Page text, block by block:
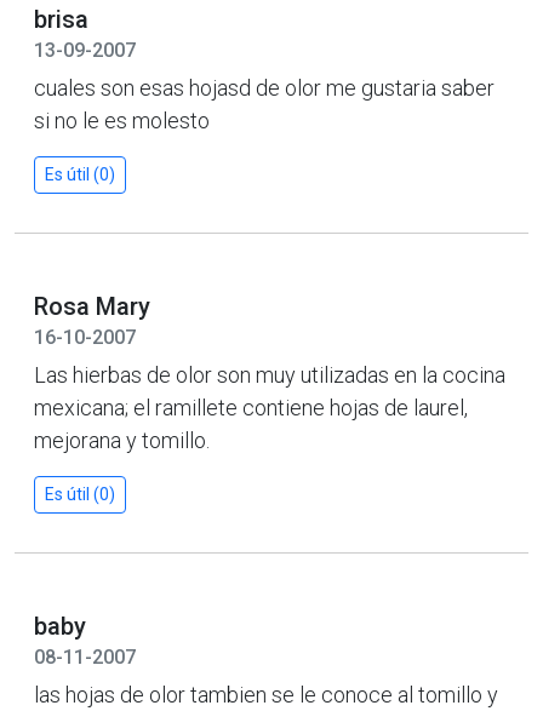
brisa
13-09-2007
cuales son esas hojasd de olor me gustaria saber
si no le es molesto
Es útil (0)
Rosa Mary
16-10-2007
Las hierbas de olor son muy utilizadas en la cocina
mexicana; el ramillete contiene hojas de laurel,
mejorana y tomillo.
Es útil (0)
baby
08-11-2007
las hojas de olor tambien se le conoce al tomillo y